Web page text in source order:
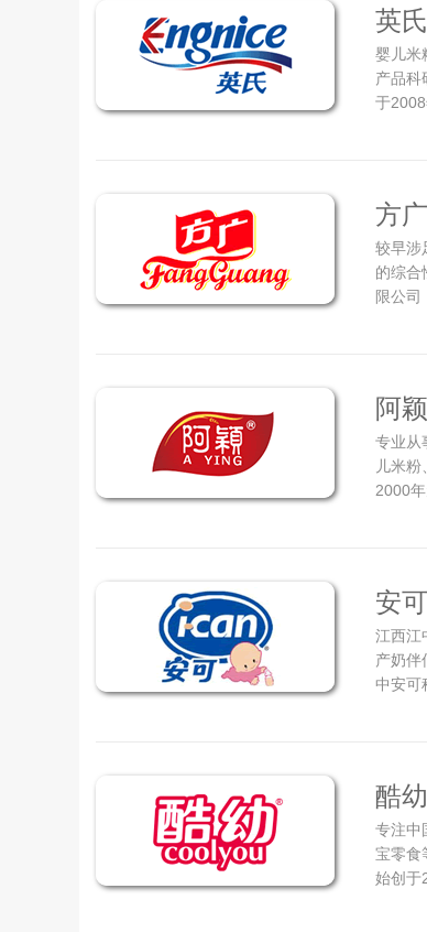
英
婴儿米
产品科
于
方
较早涉
的综合
限公
阿
专业从
儿米
2000
安
江西江
产奶伴
中安可
酷
专注中
宝零食
始创于